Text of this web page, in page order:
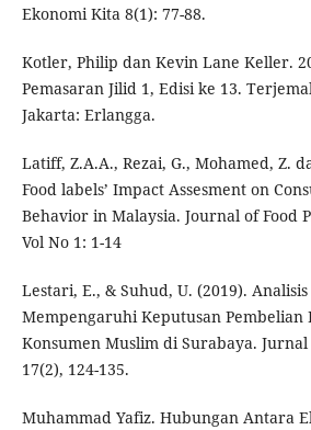
Ekonomi Kita 8(1): 77-88.
Kotler, Philip dan Kevin Lane Keller.
Pemasaran Jilid 1, Edisi ke 13.
Jakarta: Erlangga.
Latiff, Z.A.A., Rezai, G., Mohamed, Z.
Food labels’ Impact Assesment on
Behavior in Malaysia. Journal of Food
Vol No 1: 1-14
Lestari, E., & Suhud, U. (2019).
Mempengaruhi Keputusan Pembelian
Konsumen Muslim di Surabaya.
17(2), 124-135.
Muhammad Yafiz. Hubungan Antara